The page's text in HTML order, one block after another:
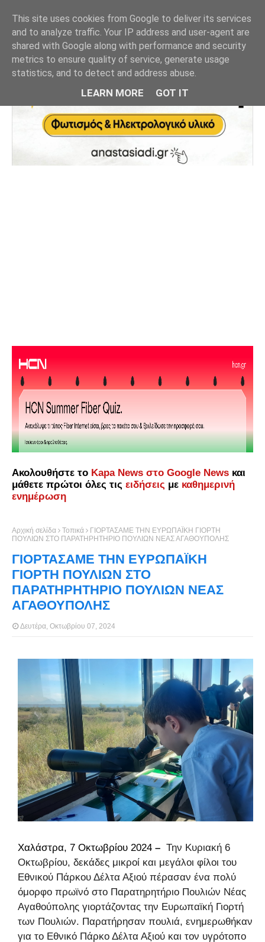
Ακολουθήστε το Kapa News στο Google News και
μάθετε πρώτοι όλες τις ειδήσεις με καθημερινή
ενημέρωση
Αρχική σελίδα Τοπικά
ΓΙΟΡΤΑΣΑΜΕ ΤΗΝ ΕΥΡΩΠΑΪΚΗ ΓΙΟΡΤΗ
ΠΟΥΛΙΩΝ ΣΤΟ ΠΑΡΑΤΗΡΗΤΗΡΙΟ ΠΟΥΛΙΩΝ ΝΕΑΣ ΑΓΑΘΟΥΠΟΛΗΣ
ΓΙΟΡΤΑΣΑΜΕ ΤΗΝ ΕΥΡΩΠΑΪΚΗ
ΓΙΟΡΤΗ ΠΟΥΛΙΩΝ ΣΤΟ
ΠΑΡΑΤΗΡΗΤΗΡΙΟ ΠΟΥΛΙΩΝ ΝΕΑΣ
ΑΓΑΘΟΥΠΟΛΗΣ
Δευτέρα, Οκτωβρίου 07, 2024
Χαλάστρα, 7 Οκτωβρίου 2024 – Την Κυριακή 6
Οκτωβρίου, δεκάδες μικροί και μεγάλοι φίλοι του
Εθνικού Πάρκου Δέλτα Αξιού πέρασαν ένα πολύ
όμορφο πρωϊνό στο Παρατηρητήριο Πουλιών Νέας
Αγαθούπολης γιορτάζοντας την Ευρωπαϊκή Γιορτή
των Πουλιών. Παρατήρησαν πουλιά, ενημερωθήκαν
για το Εθνικό Πάρκο Δέλτα Αξιού και τον υγρότοπο
This site uses cookies from Google to deliver its services
and to analyze traffic. Your IP address and user-agent are
shared with Google along with performance and security
metrics to ensure quality of service, generate usage
statistics, and to detect and address abuse.
LEARN MORE GOT IT